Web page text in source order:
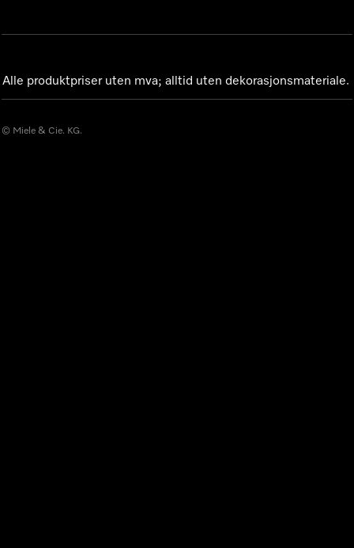
Alle produktpriser uten mva; alltid uten dekorasjonsmateriale.
© Miele & Cie. KG.